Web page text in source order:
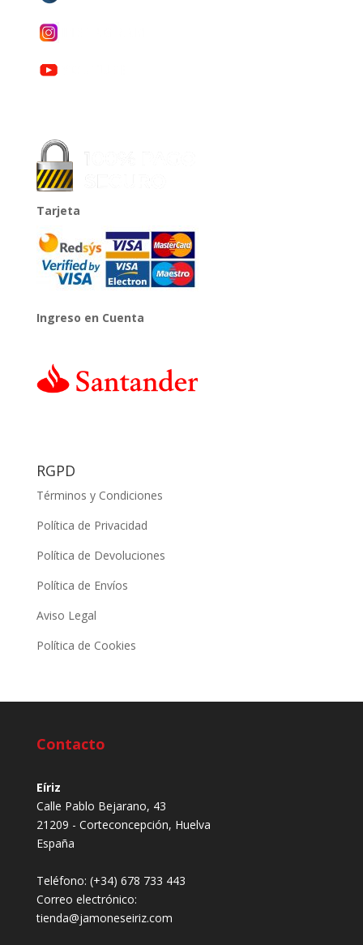
Tarjeta
Ingreso en Cuenta
RGPD
Términos y Condiciones
Política de Privacidad
Política de Devoluciones
Política de Envíos
Aviso Legal
Política de Cookies
Contacto
Eíriz
Calle Pablo Bejarano, 43
21209 - Corteconcepción, Huelva
España
Teléfono: (+34) 678 733 443
Correo electrónico:
tienda@jamoneseiriz.com